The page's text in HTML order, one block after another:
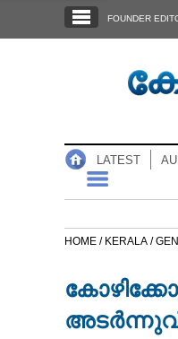
NOTIFIED NEWS
NEWS 360
FOUNDER
LATEST
HOME / KERALA /